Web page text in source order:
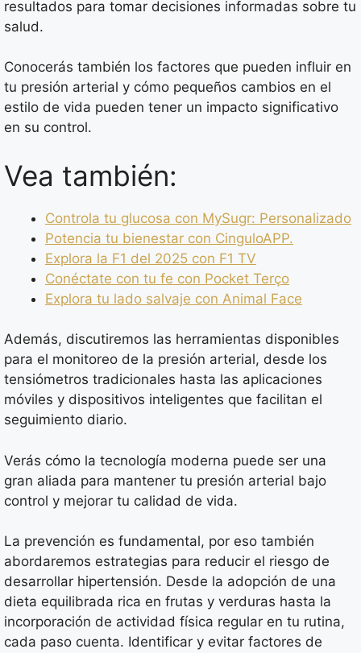
resultados para tomar decisiones informadas sobre tu
salud.
Conocerás también los factores que pueden influir en
tu presión arterial y cómo pequeños cambios en el
estilo de vida pueden tener un impacto significativo
en su control.
Vea también:
Controla tu glucosa con MySugr: Personalizado
Potencia tu bienestar con CinguloAPP.
Explora la F1 del 2025 con F1 TV
Conéctate con tu fe con Pocket Terço
Explora tu lado salvaje con Animal Face
Además, discutiremos las herramientas disponibles
para el monitoreo de la presión arterial, desde los
tensiómetros tradicionales hasta las aplicaciones
móviles y dispositivos inteligentes que facilitan el
seguimiento diario.
Verás cómo la tecnología moderna puede ser una
gran aliada para mantener tu presión arterial bajo
control y mejorar tu calidad de vida.
La prevención es fundamental, por eso también
abordaremos estrategias para reducir el riesgo de
desarrollar hipertensión. Desde la adopción de una
dieta equilibrada rica en frutas y verduras hasta la
incorporación de actividad física regular en tu rutina,
cada paso cuenta. Identificar y evitar factores de